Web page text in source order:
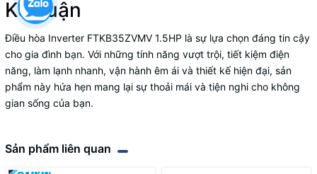
Kết luận
Điều hòa Inverter FTKB35ZVMV 1.5HP là sự lựa chọn đáng tin cậy
cho gia đình bạn. Với những tính năng vượt trội, tiết kiệm điện
năng, làm lạnh nhanh, vận hành êm ái và thiết kế hiện đại, sản
phẩm này hứa hẹn mang lại sự thoải mái và tiện nghi cho không
gian sống của bạn.
Sản phẩm liên quan